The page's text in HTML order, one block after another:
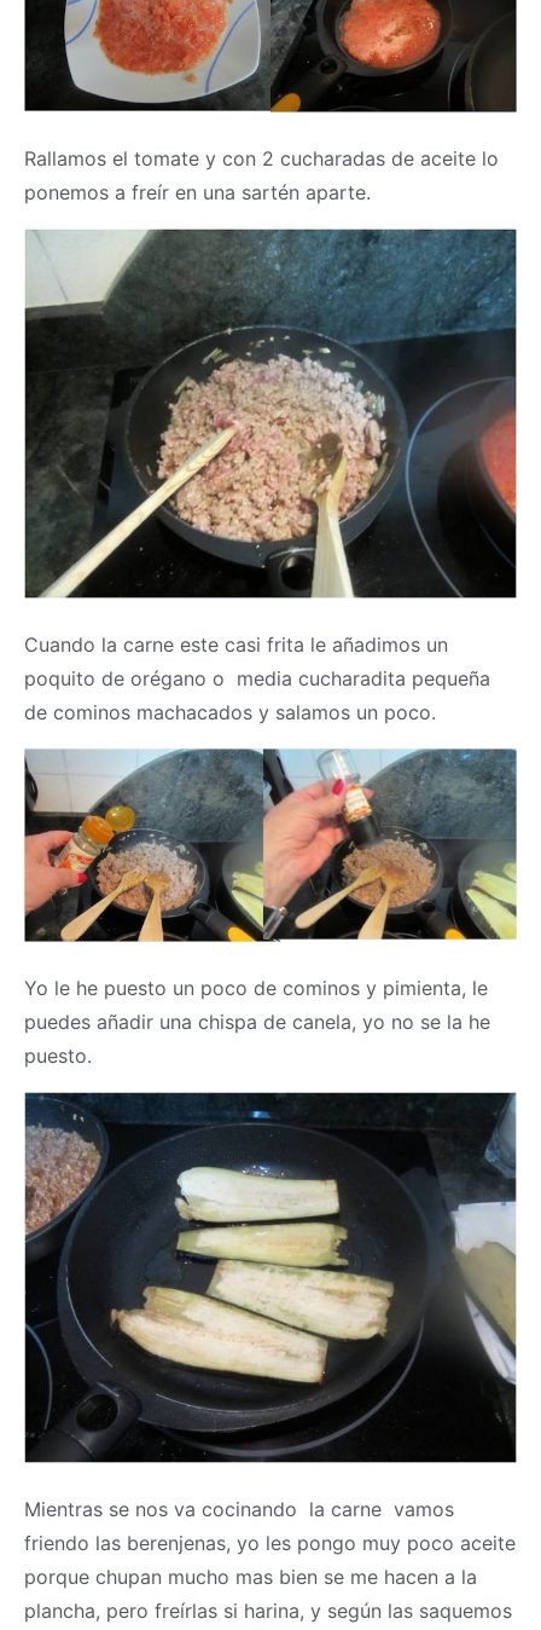
Rallamos el tomate y con 2 cucharadas de aceite lo
ponemos a freír en una sartén aparte.
Cuando la carne este casi frita le añadimos un
poquito de orégano o media cucharadita pequeña
de cominos machacados y salamos un poco.
Yo le he puesto un poco de cominos y pimienta, le
puedes añadir una chispa de canela, yo no se la he
puesto.
Mientras se nos va cocinando la carne vamos
friendo las berenjenas, yo les pongo muy poco aceite
porque chupan mucho mas bien se me hacen a la
plancha, pero freírlas si harina, y según las saquemos